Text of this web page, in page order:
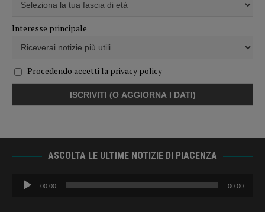
Interesse principale
Procedendo accetti la privacy policy
ASCOLTA LE ULTIME NOTIZIE DI PIACENZA
Audio
Player
00:00 00:00